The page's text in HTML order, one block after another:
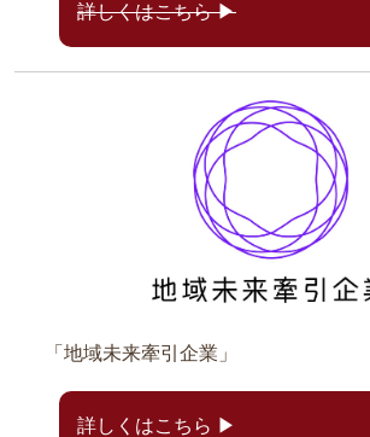
詳しくはこちら ▶
「地域未来牽引企業」
詳しくはこちら ▶